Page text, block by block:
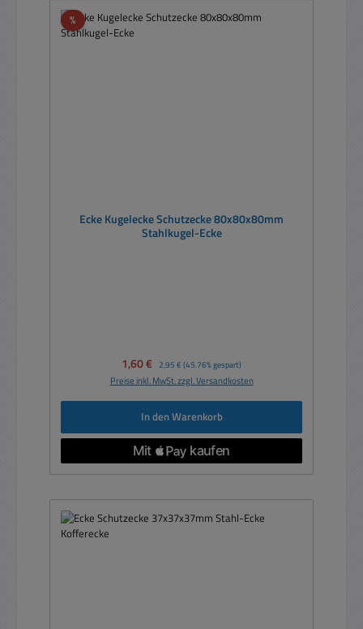
%Rabatt
Ecke Kugelecke Schutzecke 80x80x80mm
Stahlkugel-Ecke
Verkaufspreis:
1,60 € Regulärer Preis:
2,95 € (45.76% gespart)
Preise inkl. MwSt. zzgl. Versandkosten
In den Warenkorb